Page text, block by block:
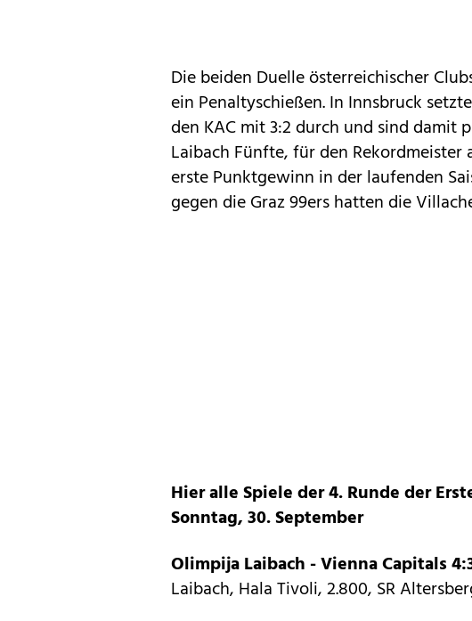
Die beiden Duelle österreichischer
ein Penaltyschießen. In Innsbruck
den KAC mit 3:2 durch und sind damit
Laibach Fünfte, für den
erste Punktgewinn in der laufenden
gegen die Graz 99ers hatten die
Hier alle Spiele der 4. Runde der
Sonntag, 30. September
Olimpija Laibach - Vienna Capitals
Laibach, Hala Tivoli, 2.800, SR